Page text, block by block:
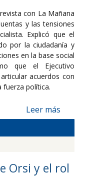
con La Mañana
y las tensiones
Explicó que el
por la ciudadanía y
en la base social
que el Ejecutivo
acuerdos con
fuerza política.
Leer más
Orsi y el rol